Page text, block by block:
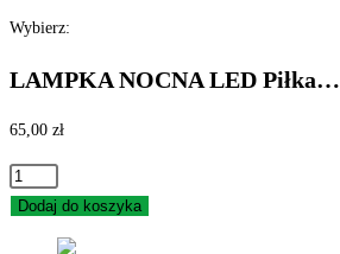
Wybierz:
LAMPKA NOCNA LED Piłka…
65,00 zł
ilość
LAMPKA
NOCNA
Dodaj do koszyka